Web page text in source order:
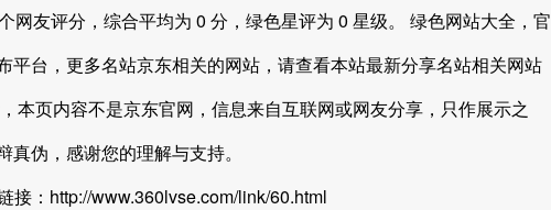
网友评分，综合平均为 0 分，绿色星评为 0 星级。 绿色网站大全，官
平台，更多名站京东相关的网站，请查看本站最新分享名站相关网站
本页内容不是京东官网，信息来自互联网或网友分享，只作展示之
伪，感谢您的理解与支持。
接：http://www.360lvse.com/link/60.html